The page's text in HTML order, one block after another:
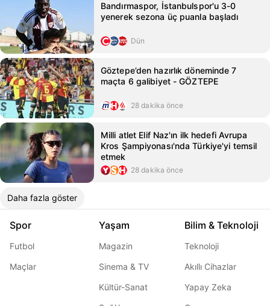
Bandırmaspor, İstanbulspor'u 3-0
yenerek sezona üç puanla başladı
Dün
Göztepe’den hazırlık döneminde 7
maçta 6 galibiyet - GÖZTEPE
28 dakika önce
Milli atlet Elif Naz'ın ilk hedefi Avrupa
Kros Şampiyonası'nda Türkiye'yi temsil
etmek
28 dakika önce
Daha fazla göster
Spor
Futbol
Maçlar
Yaşam
Magazin
Sinema & TV
Kültür-Sanat
Bilim & Teknoloji
Teknoloji
Akıllı Cihazlar
Yapay Zeka